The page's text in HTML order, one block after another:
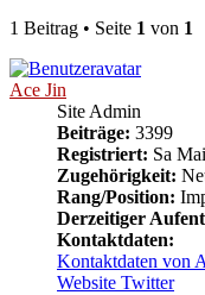
1 Beitrag • Seite 1 von 1
Ace Jin
Site Admin
Beiträge: 3399
Registriert: Sa
Zugehörigkeit:
Rang/Position:
Derzeitiger
Kontaktdaten:
Kontaktdaten von
Website Twitter